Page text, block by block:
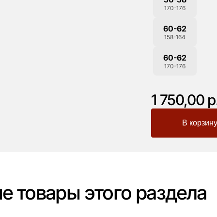
170-176
60-62
158-164
60-62
170-176
1 750,00
товары этого раздела